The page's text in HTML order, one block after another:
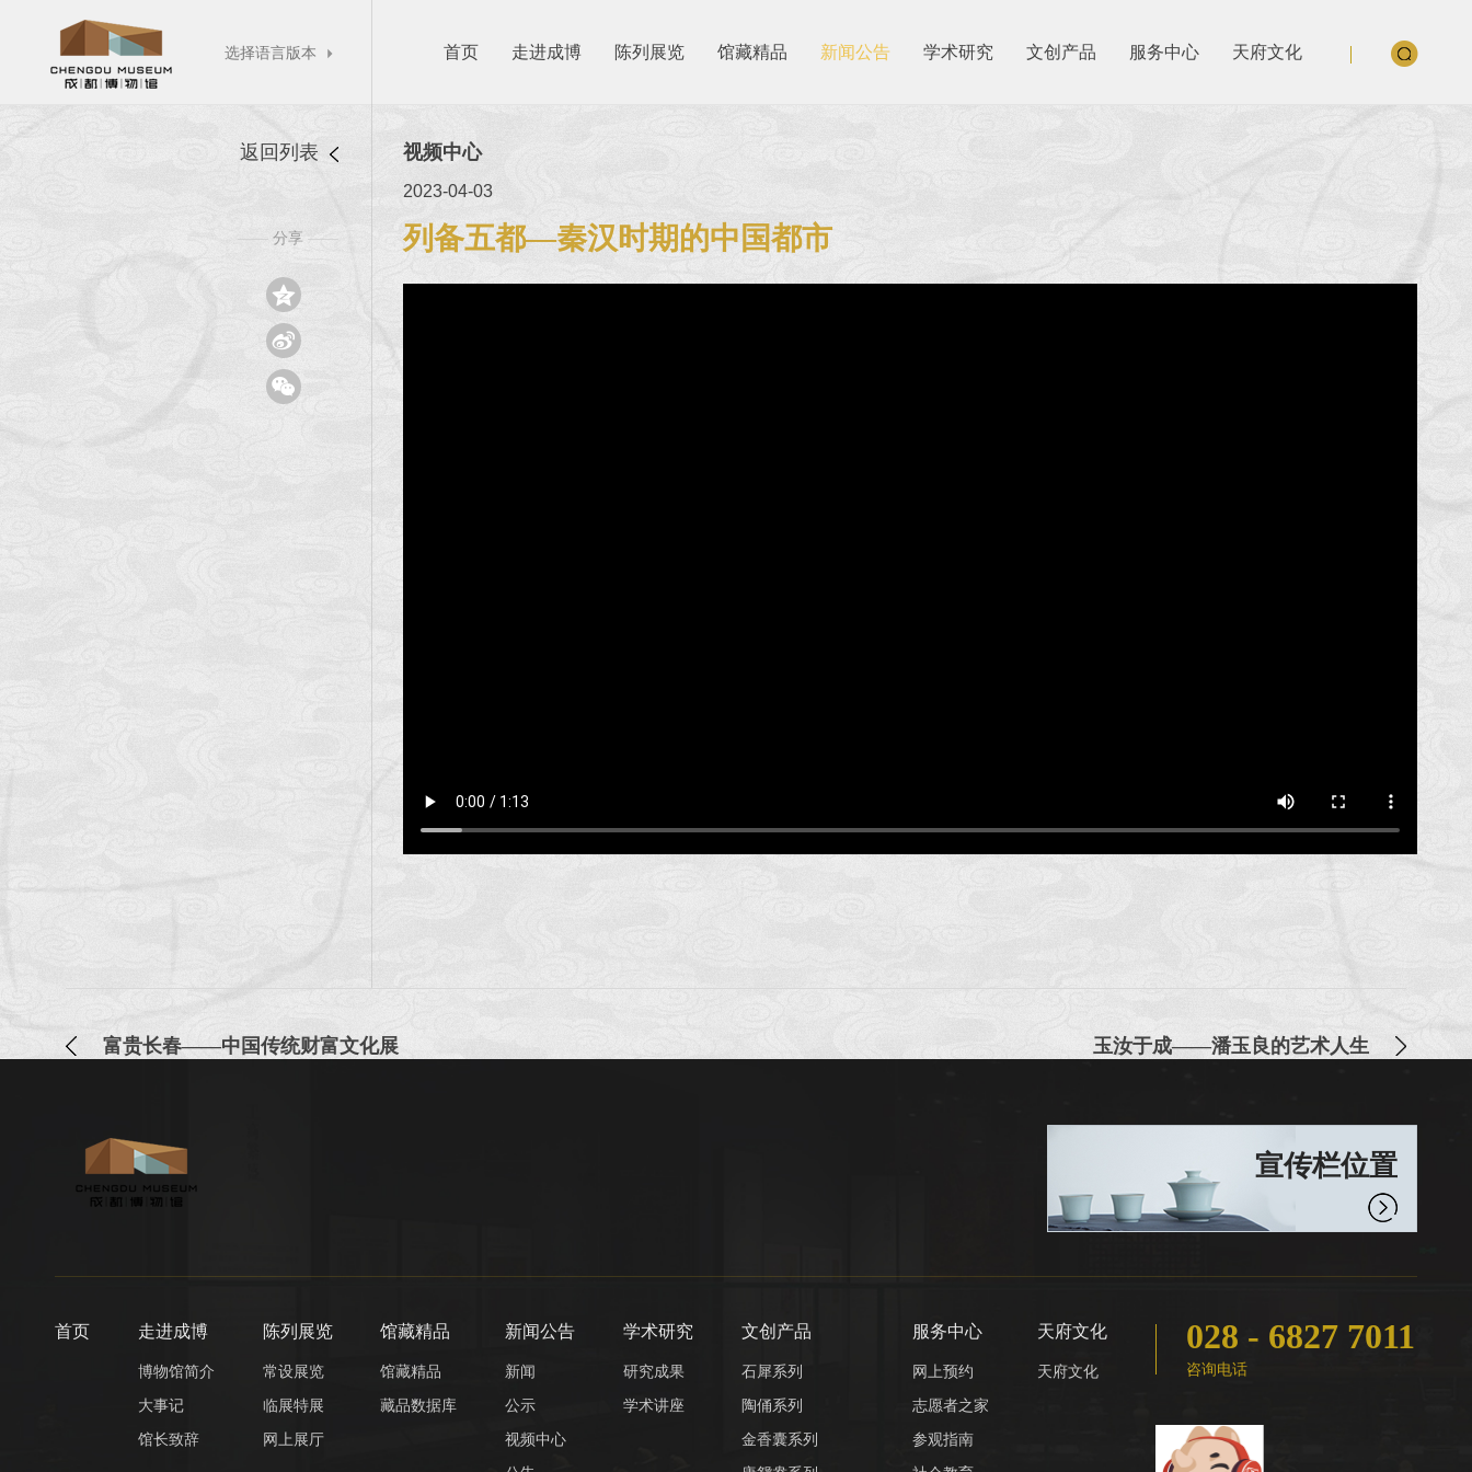
选择语言版本  首页 走进成博 陈列展览 馆藏精品 新闻公告 学术研究 文创产品 服务中心 天府文化
返回列表
—— 分享 ——



视频中心
2023-04-03
列备五都—秦汉时期的中国都市
富贵长春——中国传统财富文化展 玉汝于成——潘玉良的艺术人生
宣传栏位置
首页 走进成博
博物馆简介
大事记
馆长致辞
陈列展览
常设展览
临展特展
网上展厅
馆藏精品
馆藏精品
藏品数据库
新闻公告
新闻
公示
视频中心
学术研究
研究成果
学术讲座
文创产品
石犀系列
陶俑系列
金香囊系列
服务中心
网上预约
志愿者之家
参观指南
天府文化
天府文化
028 - 6827 7011
咨询电话